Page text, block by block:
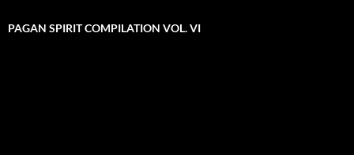
PAGAN SPIRIT COMPILATION VOL. VI